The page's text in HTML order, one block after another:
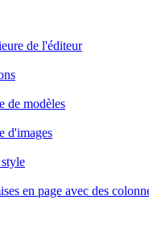
de l'éditeur
de modèles
d'images
en page avec des